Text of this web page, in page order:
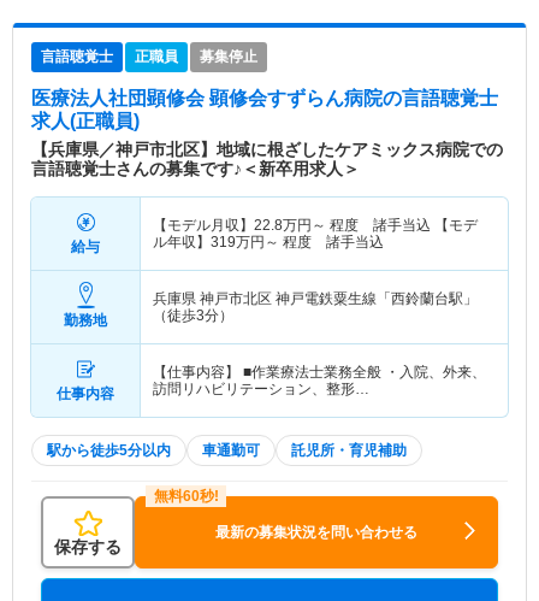
言語聴覚士 正職員 募集停止
医療法人社団顕修会 顕修会すずらん病院の言語聴覚士
求人(正職員)
【兵庫県／神戸市北区】地域に根ざしたケアミックス病院での
言語聴覚士さんの募集です♪＜新卒用求人＞
給与
【モデル月収】 22.8万円～ 程度 諸手当込 【モデ
ル年収】 319万円～ 程度 諸手当込
勤務地
兵庫県 神戸市北区 神戸電鉄粟生線「西鈴蘭台駅」
（徒歩3分）
仕事内容
【仕事内容】 ■作業療法士業務全般 ・入院、外来、
訪問リハビリテーション、整形…
駅から徒歩5分以内 車通勤可 託児所・育児補助
保存する
最新の募集状況を問い合わせる